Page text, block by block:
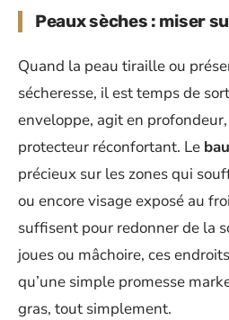
Peaux sèches : miser
Quand la peau tiraille ou
sécheresse, il est temps de
enveloppe, agit en
protecteur réconfortant. Le
précieux sur les zones qui
ou encore visage exposé au
suffisent pour redonner de la
joues ou mâchoire, ces
qu’une simple promesse
gras, tout simplement.